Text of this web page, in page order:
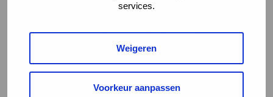
services.
Weigeren
Voorkeur aanpassen
Richtlijnen en toepassingen (52)
Sociaal domein en participatiewet (46)
Traject en inzet (45)
Voorbeeldcasussen (31)
Werkwijzen (26)
Begeleiden en interveniëren (21)